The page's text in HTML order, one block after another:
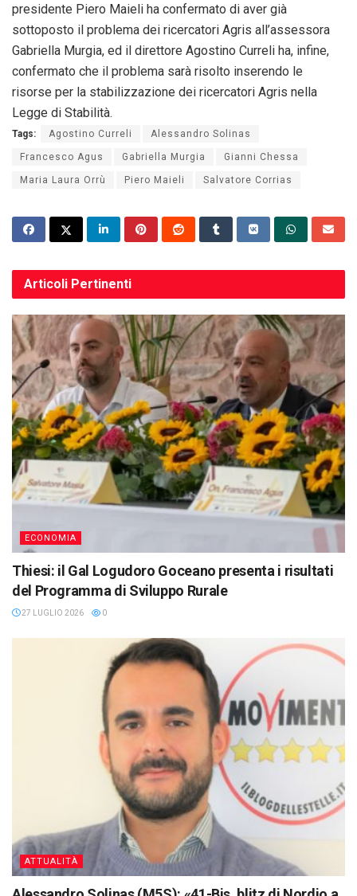
presidente Piero Maieli ha confermato di aver già
sottoposto il problema dei ricercatori Agris all’assessora
Gabriella Murgia, ed il direttore Agostino Curreli ha, infine,
confermato che il problema sarà risolto inserendo le
risorse per la stabilizzazione dei ricercatori Agris nella
Legge di Stabilità.
Tags: Agostino Curreli Alessandro Solinas
Francesco Agus Gabriella Murgia Gianni Chessa
Maria Laura Orrù Piero Maieli Salvatore Corrias
Articoli Pertinenti
ECONOMIA
Thiesi: il Gal Logudoro Goceano presenta i risultati
del Programma di Sviluppo Rurale
27 LUGLIO 2026 0
ATTUALITÀ